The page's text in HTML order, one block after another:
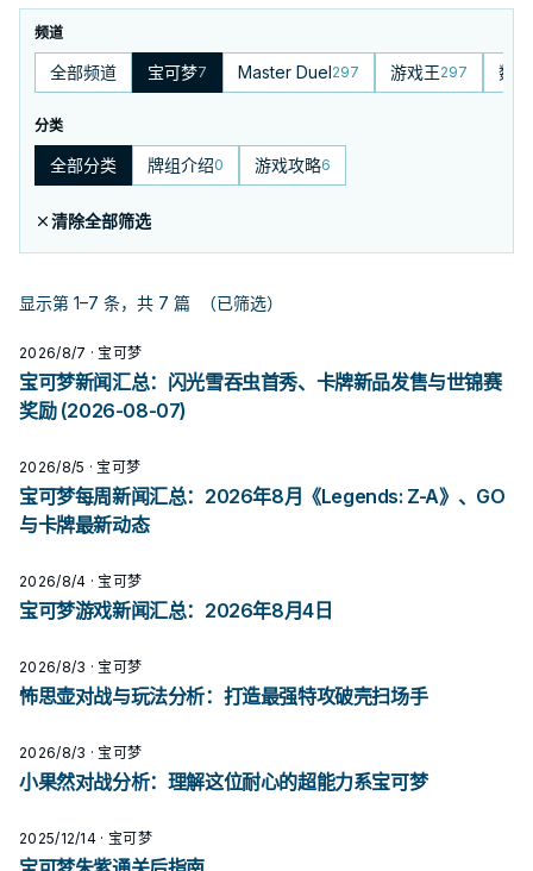
频道
全部频道 宝可梦7 Master Duel297 游戏王297 数
分类
全部分类 牌组介绍0 游戏攻略6
清除全部筛选
显示第 1–7 条，共 7 篇 （已筛选）
2026/8/7 · 宝可梦
宝可梦新闻汇总：闪光雪吞虫首秀、卡牌新品发售与世锦赛
奖励 (2026-08-07)
2026/8/5 · 宝可梦
宝可梦每周新闻汇总：2026年8月《Legends: Z-A》、GO
与卡牌最新动态
2026/8/4 · 宝可梦
宝可梦游戏新闻汇总：2026年8月4日
2026/8/3 · 宝可梦
怖思壶对战与玩法分析：打造最强特攻破壳扫场手
2026/8/3 · 宝可梦
小果然对战分析：理解这位耐心的超能力系宝可梦
2025/12/14 · 宝可梦